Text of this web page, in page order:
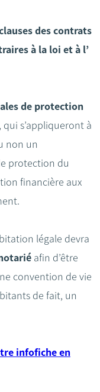
des contrats
à la loi et à l’
de protection
, qui s’appliqueront à
non un
protection du
financière aux
légale devra
afin d’être
convention de vie
de fait, un
infofiche en